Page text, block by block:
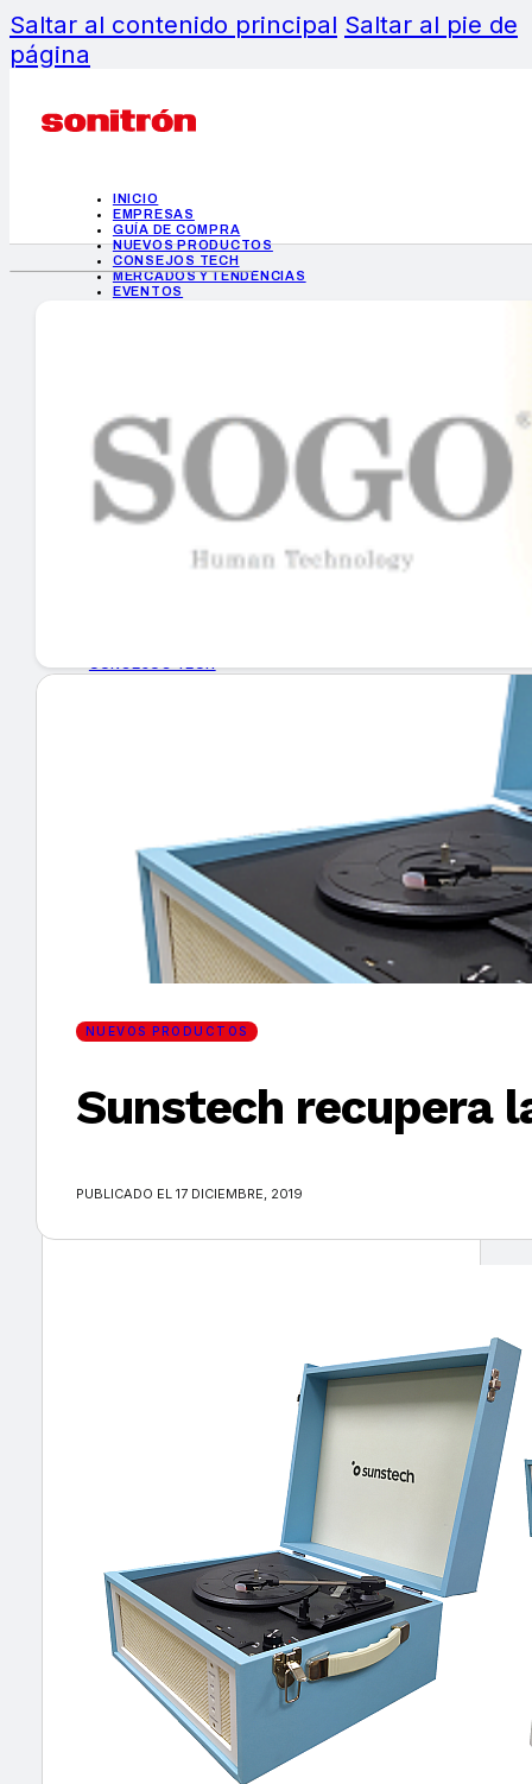
Saltar al contenido principal Saltar al pie de
página
INICIO
EMPRESAS
GUÍA DE COMPRA
NUEVOS PRODUCTOS
CONSEJOS TECH
MERCADOS Y TENDENCIAS
EVENTOS
INICIO
EMPRESAS
GUÍA DE COMPRA
Encuentra tu noticia
NUEVOS PRODUCTOS
Sunstech recupera
PUBLICADO EL 17 DICIEMBRE, 2019